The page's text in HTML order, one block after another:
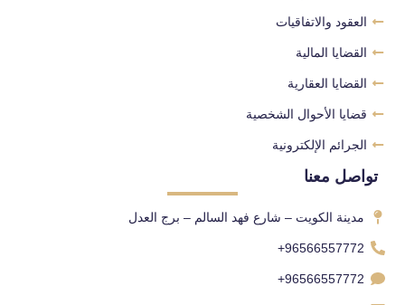
العقود والاتفاقيات
القضايا المالية
القضايا العقارية
قضايا الأحوال الشخصية
الجرائم الإلكترونية
تواصل معنا
مدينة الكويت – شارع فهد السالم – برج العدل
96566557772+
96566557772+